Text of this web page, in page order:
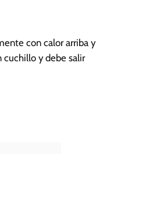
con calor arriba y
cuchillo y debe salir